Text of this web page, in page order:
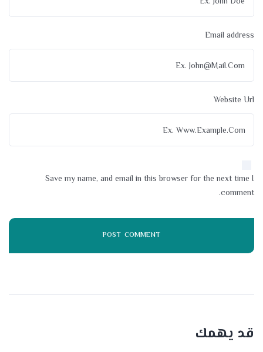
Email address
Website Url
Save my name, and email in this browser for the next time I
comment.
قد يهمك